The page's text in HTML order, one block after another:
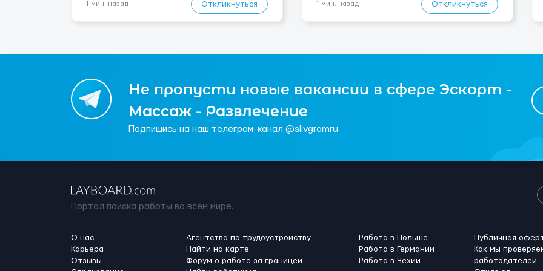
ясному розумі. Ночной ...
1 мин. назад Откликнуться
(иногда с 07:00...
1 мин. назад Откликнуться
Не пропусти новые вакансии в сфере Эскорт -
Массаж - Развлечение
Подпишись на наш телеграм-канал @slivgramru
Портал поиска работы во всем мире.
О нас
Карьера
Отзывы
Агентства по трудоустройству
Найти на карте
Форум о работе за границей
Работа в Польше
Работа в Германии
Работа в Чехии
Публичная
Как мы
работодателей